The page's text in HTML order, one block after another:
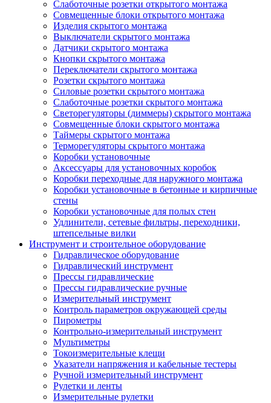
Слаботочные розетки открытого монтажа
Совмещенные блоки открытого монтажа
Изделия скрытого монтажа
Выключатели скрытого монтажа
Датчики скрытого монтажа
Кнопки скрытого монтажа
Переключатели скрытого монтажа
Розетки скрытого монтажа
Силовые розетки скрытого монтажа
Слаботочные розетки скрытого монтажа
Светорегуляторы (диммеры) скрытого монтажа
Совмещенные блоки скрытого монтажа
Таймеры скрытого монтажа
Терморегуляторы скрытого монтажа
Коробки установочные
Аксессуары для установочных коробок
Коробки переходные для наружного монтажа
Коробки установочные в бетонные и кирпичные
стены
Коробки установочные для полых стен
Удлинители, сетевые фильтры, переходники,
штепсельные вилки
Инструмент и строительное оборудование
Гидравлическое оборудование
Гидравлический инструмент
Прессы гидравлические
Прессы гидравлические ручные
Измерительный инструмент
Контроль параметров окружающей среды
Пирометры
Контрольно-измерительный инструмент
Мультиметры
Токоизмерительные клещи
Указатели напряжения и кабельные тестеры
Ручной измерительный инструмент
Рулетки и ленты
Измерительные рулетки